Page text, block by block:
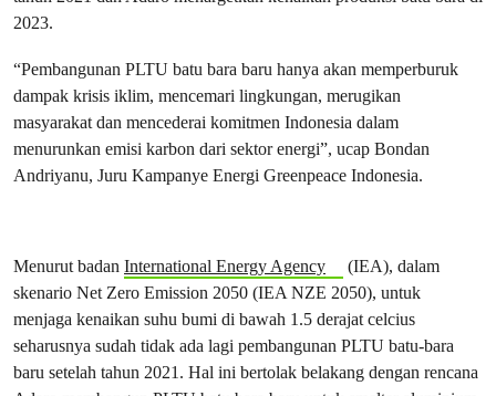
2023.
“Pembangunan PLTU batu bara baru hanya akan memperburuk
dampak krisis iklim, mencemari lingkungan, merugikan
masyarakat dan mencederai komitmen Indonesia dalam
menurunkan emisi karbon dari sektor energi”, ucap Bondan
Andriyanu, Juru Kampanye Energi Greenpeace Indonesia.
Menurut badan International Energy Agency
(IEA), dalam
skenario Net Zero Emission 2050 (IEA NZE 2050), untuk
menjaga kenaikan suhu bumi di bawah 1.5 derajat celcius
seharusnya sudah tidak ada lagi pembangunan PLTU batu-bara
baru setelah tahun 2021. Hal ini bertolak belakang dengan rencana